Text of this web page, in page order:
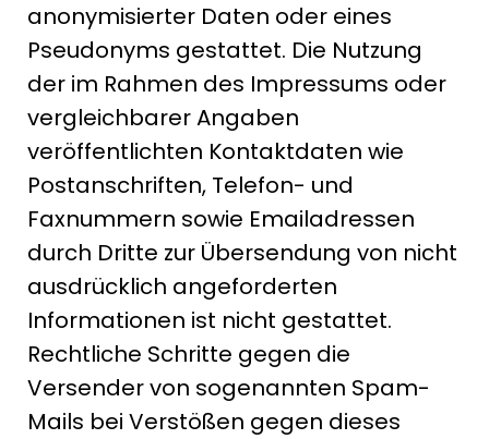
anonymisierter Daten oder eines
Pseudonyms gestattet. Die Nutzung
der im Rahmen des Impressums oder
vergleichbarer Angaben
veröffentlichten Kontaktdaten wie
Postanschriften, Telefon- und
Faxnummern sowie Emailadressen
durch Dritte zur Übersendung von nicht
ausdrücklich angeforderten
Informationen ist nicht gestattet.
Rechtliche Schritte gegen die
Versender von sogenannten Spam-
Mails bei Verstößen gegen dieses